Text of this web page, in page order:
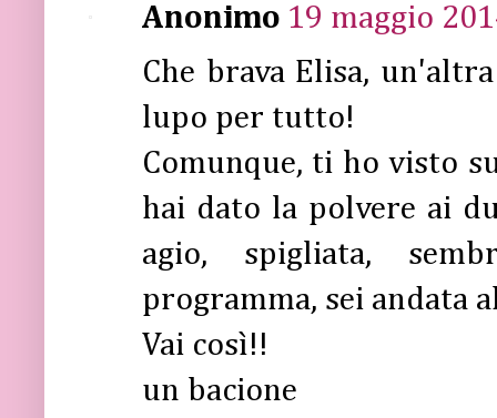
Anonimo 19 maggio
Che brava Elisa,
lupo per tutto!
Comunque, ti ho visto
hai dato la polvere ai
agio, spigliata,
programma, sei andata
Vai così!!
un bacione